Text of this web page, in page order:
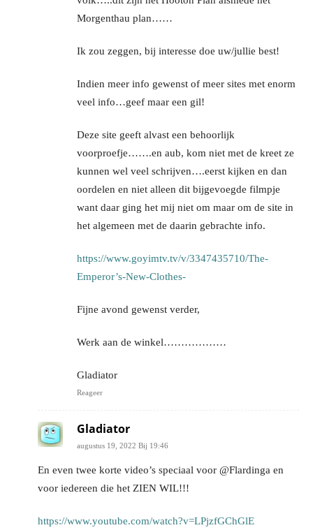
Morgenthau plan……
Ik zou zeggen, bij interesse doe uw/jullie best!
Indien meer info gewenst of meer sites met enorm
veel info…geef maar een gil!
Deze site geeft alvast een behoorlijk
voorproefje…….en aub, kom niet met de kreet ze
kunnen wel veel schrijven….eerst kijken en dan
oordelen en niet alleen dit bijgevoegde filmpje
want daar ging het mij niet om maar om de site in
het algemeen met de daarin gebrachte info.
https://www.goyimtv.tv/v/3347435710/The-
Emperor’s-New-Clothes-
Fijne avond gewenst verder,
Werk aan de winkel………………
Gladiator
Reageer
Gladiator
augustus 19, 2022 Bij 19:46
En even twee korte video’s speciaal voor @Flardinga en
voor iedereen die het ZIEN WIL!!!
https://www.youtube.com/watch?v=LPjzfGChGlE